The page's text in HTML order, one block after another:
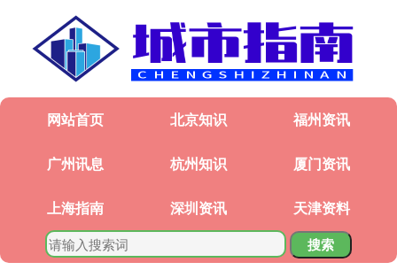
网站首页 北京知识 福州资讯
广州讯息 杭州知识 厦门资讯
上海指南 深圳资讯 天津资料
搜索